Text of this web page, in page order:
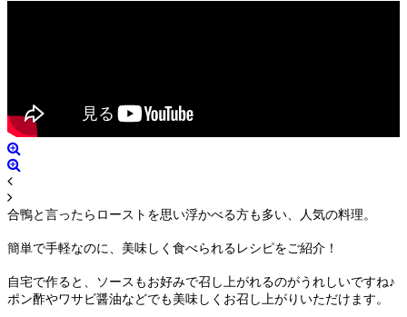
合鴨と言ったらローストを思い浮かべる方も多い、人気の料理。
簡単で手軽なのに、美味しく食べられるレシピをご紹介！
自宅で作ると、ソースもお好みで召し上がれるのがうれしいですね♪
ポン酢やワサビ醤油などでも美味しくお召し上がりいただけます。